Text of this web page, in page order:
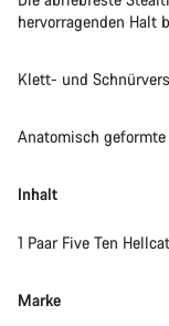
hervorragenden Halt
Klett- und
Anatomisch
Inhalt
1 Paar Five Ten
Marke